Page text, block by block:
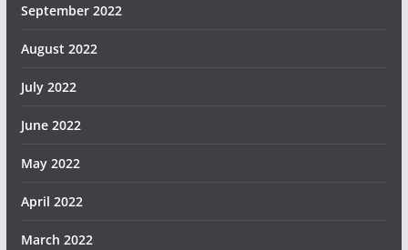
September 2022
August 2022
July 2022
June 2022
May 2022
April 2022
March 2022